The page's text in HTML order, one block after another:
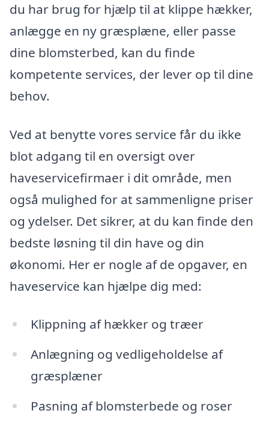
du har brug for hjælp til at klippe hækker,
anlægge en ny græsplæne, eller passe
dine blomsterbed, kan du finde
kompetente services, der lever op til dine
behov.
Ved at benytte vores service får du ikke
blot adgang til en oversigt over
haveservicefirmaer i dit område, men
også mulighed for at sammenligne priser
og ydelser. Det sikrer, at du kan finde den
bedste løsning til din have og din
økonomi. Her er nogle af de opgaver, en
haveservice kan hjælpe dig med:
Klippning af hækker og træer
Anlægning og vedligeholdelse af
græsplæner
Pasning af blomsterbede og roser